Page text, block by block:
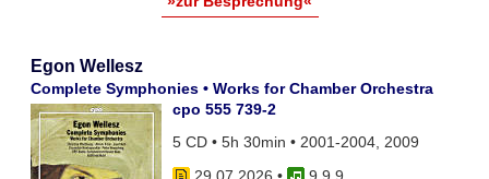
Egon Wellesz
Complete Symphonies • Works for Chamber Orchestra
cpo 555 739-2
5 CD • 5h 30min • 2001-2004, 2009
29.07.2026 •
9 9 9